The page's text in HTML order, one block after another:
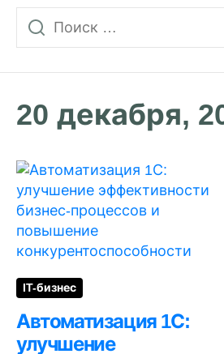
20 декабря,
IT-бизнес
Автоматизация 1С:
улучшение